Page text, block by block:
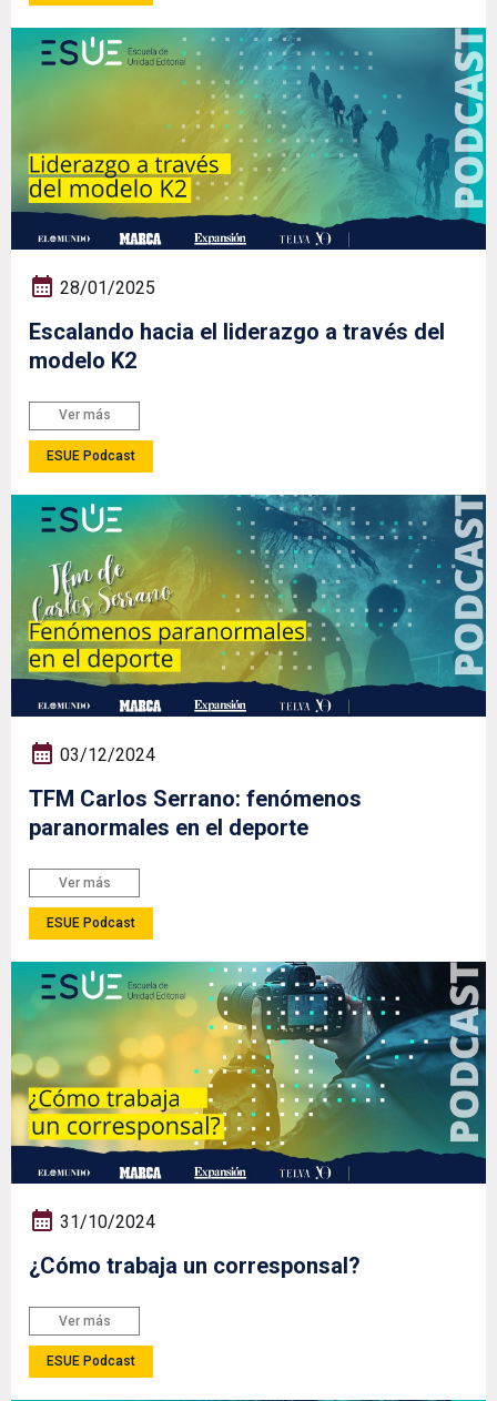
28/01/2025
Escalando hacia el liderazgo a través del
modelo K2
Ver más
ESUE Podcast
03/12/2024
TFM Carlos Serrano: fenómenos
paranormales en el deporte
Ver más
ESUE Podcast
31/10/2024
¿Cómo trabaja un corresponsal?
Ver más
ESUE Podcast